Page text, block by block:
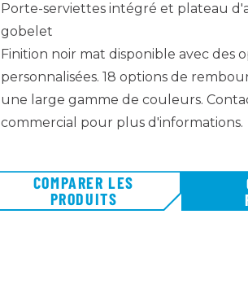
Porte-serviettes intégré et plateau
gobelet
Finition noir mat disponible avec des
personnalisées. 18 options de
une large gamme de couleurs.
commercial pour plus d'informations.
COMPARER LES
PRODUITS